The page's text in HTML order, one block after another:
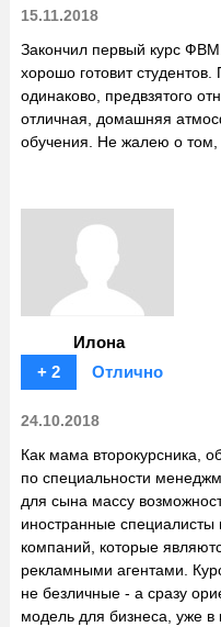
15.11.2018
Закончил первый курс
хорошо готовит
одинаково, предвзятого
отличная, домашняя
обучения. Не жалею о том,
Илона
+ 2
Отлично
24.10.2018
Как мама второкурсника,
по специальности
для сына массу
иностранные
компаний, которые
рекламными агентами.
не безличные - а сразу
модель для бизнеса, уже